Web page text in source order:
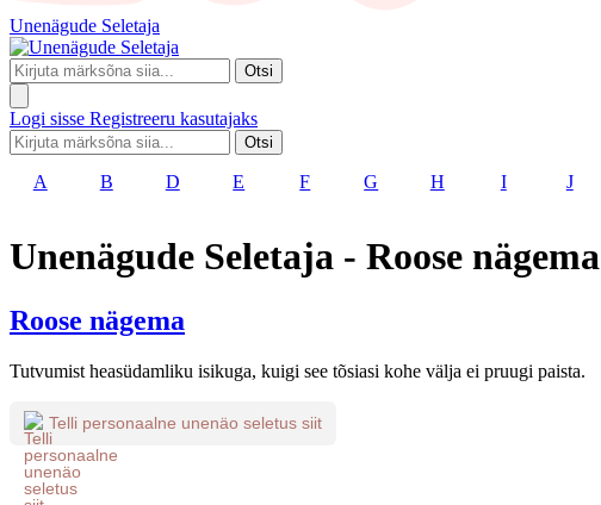
Unenägude Seletaja
Otsi
Logi sisse Registreeru kasutajaks
Otsi
A B D E F G H I J
Unenägude Seletaja - Roose nägema
Roose nägema
Tutvumist heasüdamliku isikuga, kuigi see tõsiasi kohe välja ei pruugi paista.
Telli personaalne unenäo seletus siit